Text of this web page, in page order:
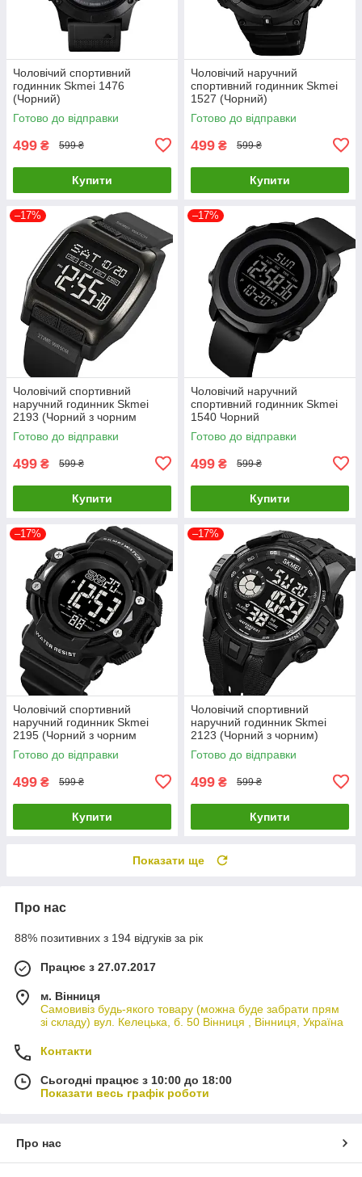
Чоловічий спортивний
годинник Skmei 1476
(Чорний)
Готово до відправки
499 ₴ 599 ₴
Купити
Чоловічий наручний
спортивний годинник Skmei
1527 (Чорний)
Готово до відправки
499 ₴ 599 ₴
Купити
–17%
Чоловічий спортивний
наручний годинник Skmei
2193 (Чорний з чорним
циферблатом)
Готово до відправки
499 ₴ 599 ₴
Купити
–17%
Чоловічий наручний
спортивний годинник Skmei
1540 Чорний
Готово до відправки
499 ₴ 599 ₴
Купити
–17%
Чоловічий спортивний
наручний годинник Skmei
2195 (Чорний з чорним
циферблатом)
Готово до відправки
499 ₴ 599 ₴
Купити
–17%
Чоловічий спортивний
наручний годинник Skmei
2123 (Чорний з чорним)
Готово до відправки
499 ₴ 599 ₴
Купити
Показати ще
Про нас
88% позитивних з 194 відгуків за рік
Працює з 27.07.2017
м. Вінниця
Самовивіз будь-якого товару (можна буде забрати прям
зі складу) вул. Келецька, б. 50 Вінниця , Вінниця, Україна
Контакти
Сьогодні працює з 10:00 до 18:00
Показати весь графік роботи
Про нас